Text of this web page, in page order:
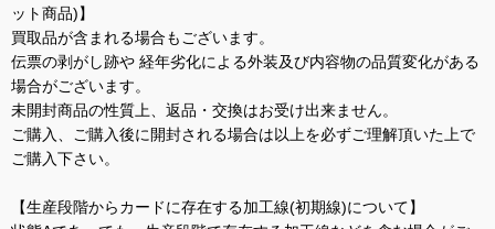
ット商品)】
買取品が含まれる場合もございます。
伝票の剥がし跡や 経年劣化による外装及び内容物の品質変化がある
場合がございます。
未開封商品の性質上、返品・交換はお受け出来ません。
ご購入、ご購入後に開封される場合は以上を必ずご理解頂いた上で
ご購入下さい。
【生産段階からカードに存在する加工線(初期線)について】